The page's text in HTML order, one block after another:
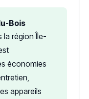
Bois
la région Île-
économies
appareils